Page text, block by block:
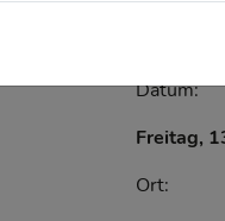
Datum:
Freitag,
Ort: